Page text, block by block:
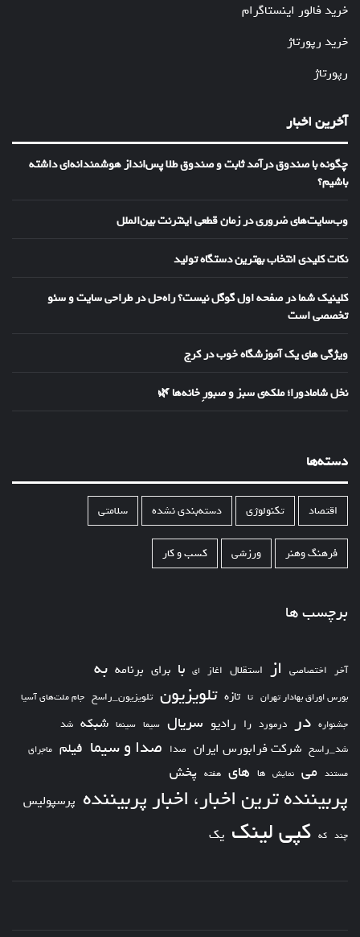
خرید فالور اینستاگرام
خرید رپورتاژ
رپورتاژ
آخرین اخبار
چگونه با صندوق درآمد ثابت و صندوق طلا پس‌انداز هوشمندانه‌ای داشته
باشیم؟
وب‌سایت‌های ضروری در زمان قطعی اینترنت بین‌الملل
نکات کلیدی انتخاب بهترین دستگاه تولید
کلینیک شما در صفحه اول گوگل نیست؟ راه‌حل در طراحی سایت و سئو
تخصصی است
ویژگی های یک آموزشگاه خوب در کرج
نخل شامادورا؛ ملکه‌ی سبز و صبورِ خانه‌ها 🌿
دسته‌ها
اقتصاد تکنولوژی دسته‌بندی نشده سلامتی
فرهنگ وهنر ورزشی کسب و کار
برچسب ها
آخر اختصاصی از استقلال اغاز ای با برای برنامه به
بورس اوراق بهادار تهران تا تازه تلویزیون تلویزیون_راسخ جام ملت‌های آسیا
جشنواره در درمورد را رادیو سریال سیما سینما شبکه شد
شد_راسخ شرکت فرابورس ایران صدا صدا و سیما فیلم ماجرای
مستند می نمایش ها های هفته پخش
پربیننده ترین اخبار، اخبار پربیننده پرسپولیس
چند که کپی لینک یک